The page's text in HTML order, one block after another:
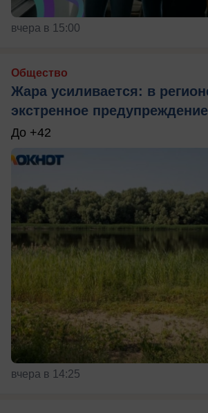
вчера в 15:00
Общество
Жара усиливается: в
экстренное предупреждение
До +42
вчера в 14:25